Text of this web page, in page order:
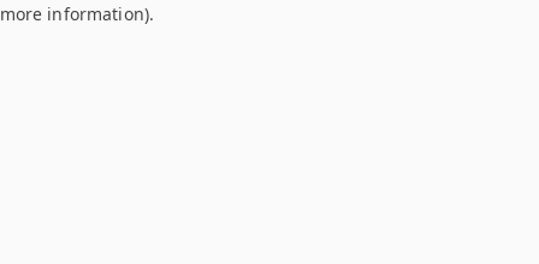
information).